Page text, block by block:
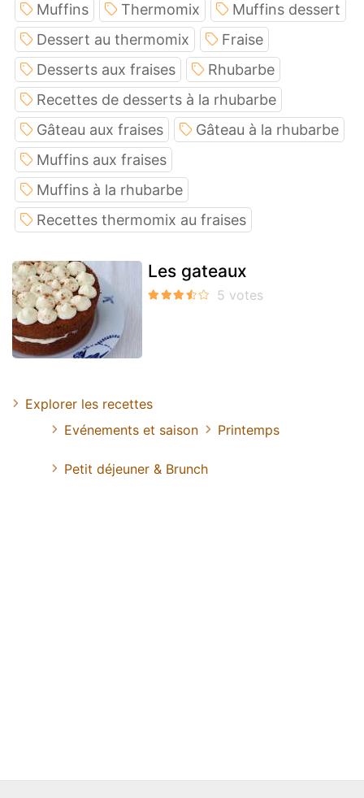
Muffins
Thermomix
Muffins dessert
Dessert au thermomix
Fraise
Desserts aux fraises
Rhubarbe
Recettes de desserts à la rhubarbe
Gâteau aux fraises
Gâteau à la rhubarbe
Muffins aux fraises
Muffins à la rhubarbe
Recettes thermomix au fraises
Les gateaux
Explorer les recettes
Evénements et saison
Printemps
Petit déjeuner & Brunch